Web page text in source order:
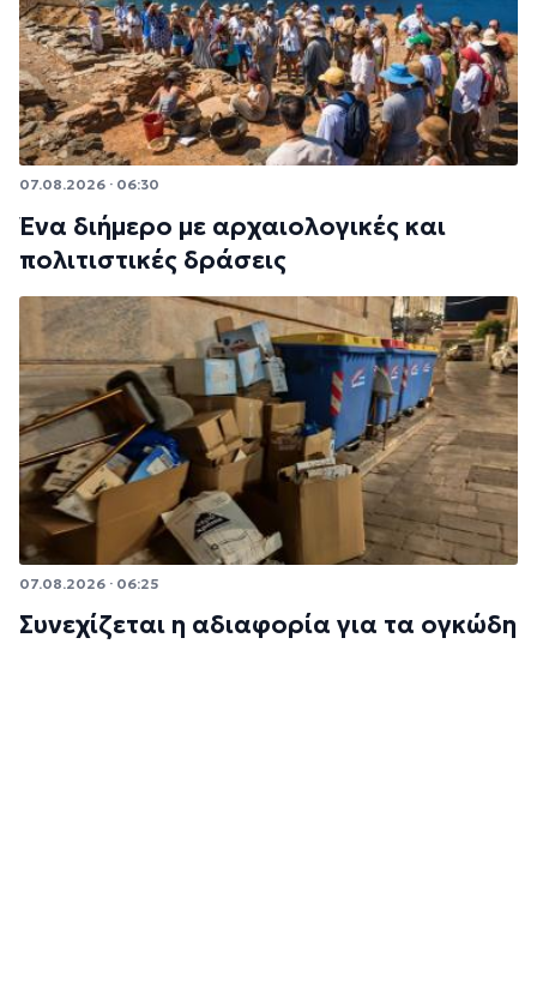
07.08.2026 · 06:30
Ένα διήμερο με αρχαιολογικές και
πολιτιστικές δράσεις
07.08.2026 · 06:25
Συνεχίζεται η αδιαφορία για τα ογκώδη